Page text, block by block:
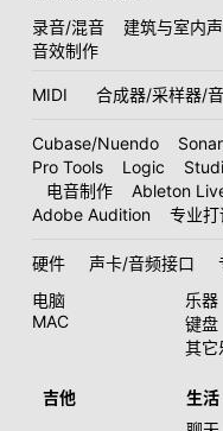
录音/混音
建筑与室内
音效制作
MIDI 合成器/采样器/
Cubase/Nuendo
Pro Tools
Logic
电音制作
Ableton
Adobe Audition
专业打
硬件 声卡/音频接口
电脑
MAC
乐器
键盘
其它
吉他
生活